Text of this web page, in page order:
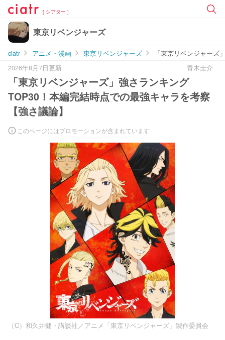
[ シアター ]
東京リベンジャーズ
ciatr アニメ・漫画 東京リベンジャーズ
「東京リベンジャーズ
2026年8月7日更新
青木圭介
「東京リベンジャーズ」強さランキング
TOP30！本編完結時点での最強キャラを考察
【強さ議論】
このページにはプロモーションが含まれています
（C）和久井健・講談社／アニメ「東京リベンジャーズ」製作委員会